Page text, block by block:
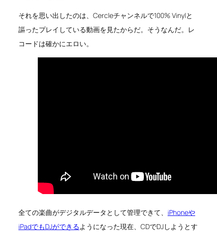
それを思い出したのは、Cercleチャンネルで100% Vinylと
謳ったプレイしている動画を見たからだ。そうなんだ。レ
コードは確かにエロい。
全ての楽曲がデジタルデータとして管理できて、 iPhoneや
iPadでもDJができるようになった現在、CDでDJしようとす